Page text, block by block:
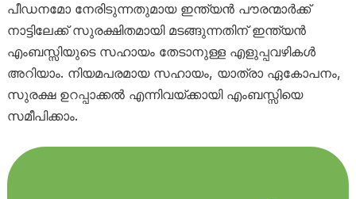
പീഡനമോ നേരിടുന്നതുമായ ഇന്ത്യൻ പൗരന്മാർക്ക്
നാട്ടിലേക്ക് സുരക്ഷിതമായി മടങ്ങുന്നതിന് ഇന്ത്യൻ
എംബസ്സിയുടെ സഹായം തേടാനുള്ള എളുപ്പവഴികൾ
അറിയാം. നിയമപരമായ സഹായം, യാത്രാ ഏകോപനം,
സുരക്ഷ ഉറപ്പാക്കൽ എന്നിവയ്ക്കായി എംബസ്സിയെ
സമീപിക്കാം.